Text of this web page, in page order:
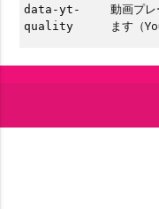
data-yt-
quality
動画プ
ます（